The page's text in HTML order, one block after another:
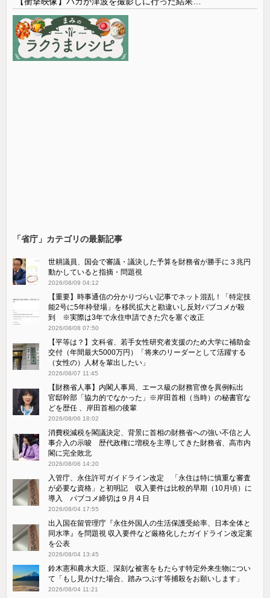
「省庁」カテゴリの最新記事
世耕議員、国会で審議・議決した予算を財務省が勝手に３兆円
動かしていると指摘・問題視
2026/08/09 04:12
【重要】時事通信の分かりづらい記事でネット混乱！「特定技
能2号に5年枠登場」を移民拡大と勘違いし反対パブコメが殺
到 ※実際は3年で永住申請できた穴を塞ぐ改正
2026/08/08 07:50
【平等は？】文科省、若手女性研究者支援のため大学に補助金
交付（年間最大5000万円）「将来のリーダーとして活躍する
（女性の）人材を輩出したい」
2026/08/07 11:45
【財務省人事】内閣人事局、エース級の財務官僚を異例転出
官邸幹部「協力的でなかった」※岸田首相（当時）の秘書官な
どを歴任 、岸田首相の後輩
2026/08/06 18:02
消費税減税を閣議決定、背景に首相の財務省への強い不信と人
事介入の示唆 歴代政権に増税を主導してきた財務省、高市内
閣に完全敗北
2026/08/06 14:20
入管庁、永住許可ガイドライン改定 「永住は特に慎重な審査
が必要な資格」と初明記 収入要件は比較的早期（10月頃）に
導入 パブコメ締切は９月４日
2026/08/04 17:55
出入国在留管理庁『永住外国人の生活保護受給率、日本全体と
同水準』を問題視 収入要件など厳格化したガイドライン改定案
を公表
2026/08/04 13:45
鈴木憲和農水大臣、深刻な被害をもたらす特定外来生物につい
て「もし見かけた場合、踏みつぶす等捕殺をお願いします」
2026/08/04 11:21